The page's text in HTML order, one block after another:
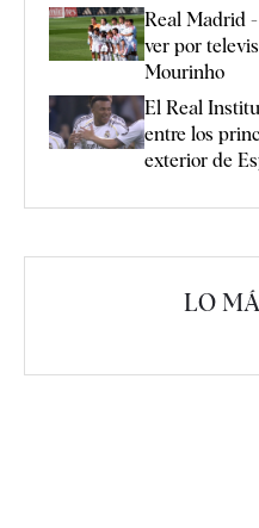
Real Madrid
ver por
Mourinho
El Real
entre los
exterior de
LO